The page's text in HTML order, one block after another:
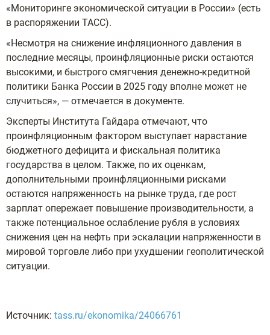
«Мониторинге экономической ситуации в России» (есть
в распоряжении ТАСС).
«Несмотря на снижение инфляционного давления в
последние месяцы, проинфляционные риски остаются
высокими, и быстрого смягчения денежно-кредитной
политики Банка России в 2025 году вполне может не
случиться», — отмечается в документе.
Эксперты Института Гайдара отмечают, что
проинфляционным фактором выступает нарастание
бюджетного дефицита и фискальная политика
государства в целом. Также, по их оценкам,
дополнительными проинфляционными рисками
остаются напряженность на рынке труда, где рост
зарплат опережает повышение производительности, а
также потенциальное ослабление рубля в условиях
снижения цен на нефть при эскалации напряженности в
мировой торговле либо при ухудшении геополитической
ситуации.
Источник: tass.ru/ekonomika/24066761